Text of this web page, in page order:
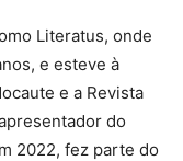
Literatus, onde
e esteve à
e a Revista
do
2022, fez parte do